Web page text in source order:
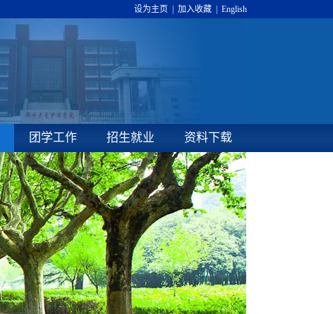
设为主页 加入收藏 English
团学工作 招生就业 资料下载